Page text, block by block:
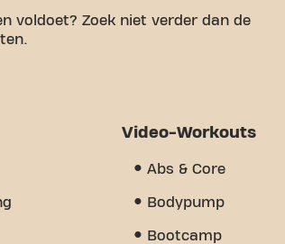
voldoet? Zoek niet verder dan de
te hebben om aan je
Maar wat ons echt anders
waarom Basic-Fit Drachten
Video-Workouts
Abs & Core
Bodypump
Bootcamp